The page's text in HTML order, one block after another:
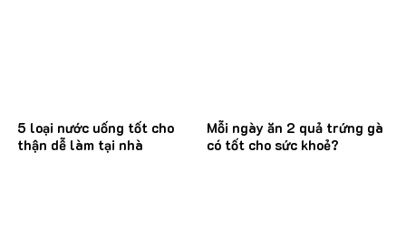
5 loại nước uống tốt cho
thận dễ làm tại nhà
Mỗi ngày ăn 2 quả trứng gà
có tốt cho sức khoẻ?